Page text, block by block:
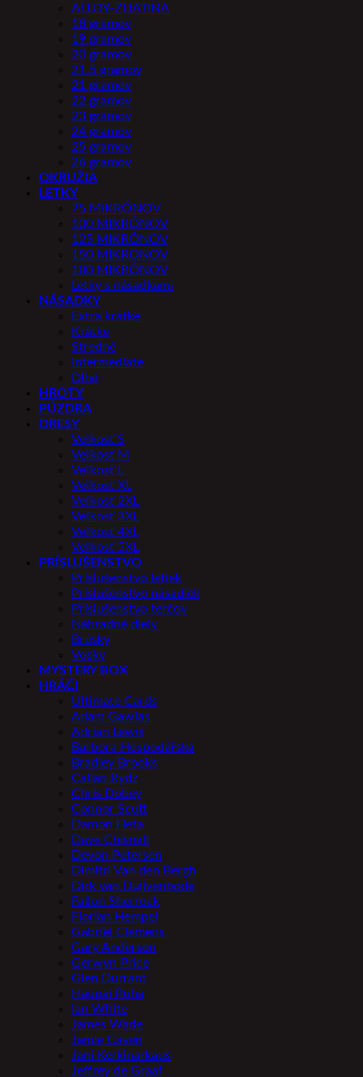
ALLOY-ZLIATINA
18 gramov
19 gramov
20 gramov
21.5 gramov
21 gramov
22 gramov
23 gramov
24 gramov
25 gramov
26 gramov
OKRUŽIA
LETKY
75 MIKRÓNOV
100 MIKRÓNOV
125 MIKRÓNOV
150 MIKRONOV
180 MIKRÓNOV
Letky s násadkami
NÁSADKY
Extra krátke
Krátke
Stredné
Intermediate
Dlhé
HROTY
PÚZDRA
DRESY
Veľkosť S
Veľkosť M
Veľkosť L
Veľkosť XL
Veľkosť 2XL
Veľkosť 3XL
Veľkosť 4XL
Veľkosť 5XL
PRÍSLUŠENSTVO
Príslušenstvo letiek
Príslušenstvo násadiek
Príslušenstvo terčov
Náhradné diely
Brúsky
Vosky
MYSTERY BOX
HRÁČI
Ultimate Cards
Adam Gawlas
Adrian Lewis
Barbora Hospodářská
Bradley Brooks
Callan Rydz
Chris Dobey
Connor Scutt
Damon Heta
Dave Chisnall
Devon Petersen
Dimitri Van den Bergh
Dirk van Duijvenbode
Fallon Sherrock
Florian Hempel
Gabriel Clemens
Gary Anderson
Gerwyn Price
Glen Durrant
Haupai Puha
Ian White
James Wade
Jamie Caven
Jani Kerkinarkaus
Jeffrey de Graaf